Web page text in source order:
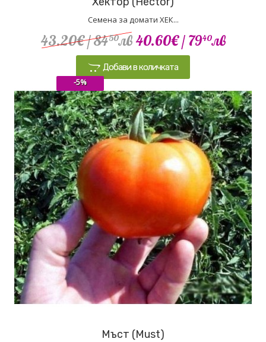
Семена за домати ХЕК...
43.20€/ 8450лв 40.60€/ 7940лв
Добави в количката
Мъст (Must)
-5%